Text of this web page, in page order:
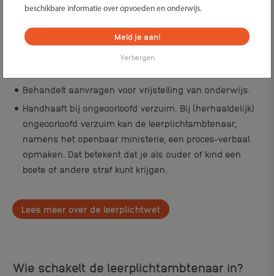
Controleert of ouders, kinderen en scholen zich aan de
staan bij een school.
Informeert en adviseert over leerplicht aan ouders en
Behandelt aanvragen voor vrijstelling van onderwijs.
Handhaaft bij ongeoorloofd verzuim. Bij (herhaaldelijk)
ongeoorloofd verzuim kan de leerplichtambtenaar,
namens het openbaar ministerie, een proces-verbaal
opmaken. Dat betekent dat je als ouder of kind een
boete of andere straf kunt krijgen.
Lees meer over de leerplichtwet
Wie schakelt de leerplichtambtenaar in?
beschikbare informatie over opvoeden en onderwijs.
Meld je aan!
Verbergen